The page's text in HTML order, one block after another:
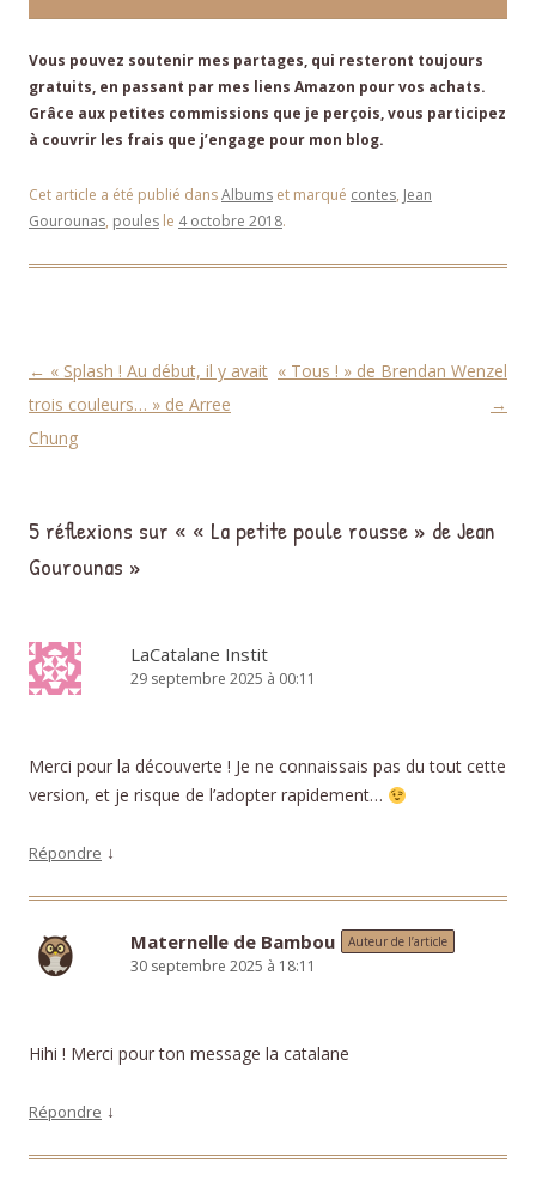
Vous pouvez soutenir mes partages, qui resteront toujours
gratuits, en passant par mes liens Amazon pour vos achats.
Grâce aux petites commissions que je perçois, vous participez
à couvrir les frais que j’engage pour mon blog.
Cet article a été publié dansAlbums et marqué contes, Jean
Gourounas, poules le 4 octobre 2018.
Navigation des articles
← « Splash ! Au début, il y avait
trois couleurs… » de Arree
Chung
« Tous ! » de Brendan Wenzel
→
5 réflexions sur « « La petite poule rousse » de Jean
Gourounas »
LaCatalane Instit
29 septembre 2025 à 00:11
Merci pour la découverte ! Je ne connaissais pas du tout cette
version, et je risque de l’adopter rapidement…
Répondre ↓
Maternelle de Bambou Auteur de l’article
30 septembre 2025 à 18:11
Hihi ! Merci pour ton message la catalane
Répondre ↓